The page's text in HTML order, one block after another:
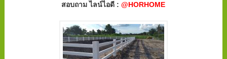
สอบถาม ไลน์ไอดี :@HORHOME